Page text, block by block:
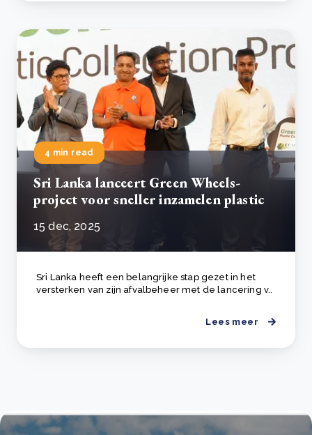
4 min read
Sri Lanka lanceert Green Wheels-
project voor sneller inzamelen plastic
15 dec, 2025
Sri Lanka heeft een belangrijke stap gezet in het
versterken van zijn afvalbeheer met de lancering v..
Lees meer